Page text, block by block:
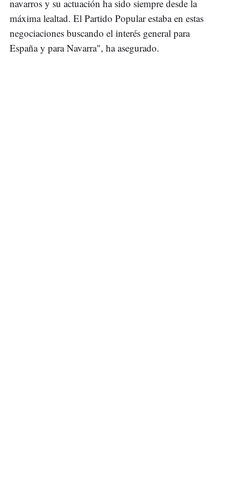
navarros y su actuación ha sido siempre desde la
máxima lealtad. El Partido Popular estaba en estas
negociaciones buscando el interés general para
España y para Navarra", ha asegurado.